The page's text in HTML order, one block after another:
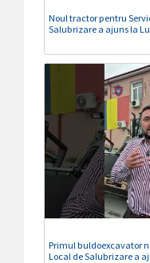
Noul tractor pentru
Salubrizare a ajuns la
Primul buldoexcavator
Local de Salubrizare a